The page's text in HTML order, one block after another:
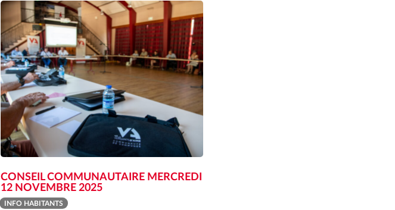
CONSEIL COMMUNAUTAIRE MERCREDI
12 NOVEMBRE 2025
INFO HABITANTS